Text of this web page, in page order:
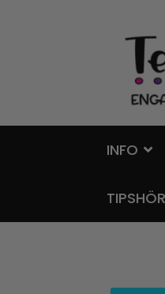
Hoppa
Gå
innehåll
INFO